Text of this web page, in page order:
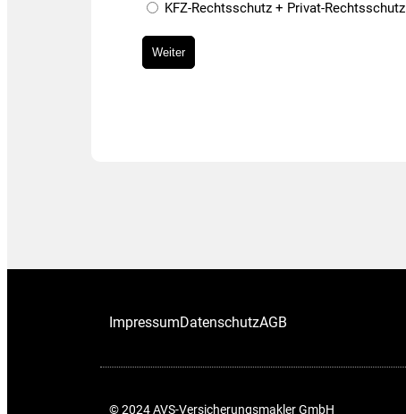
KFZ-Rechtsschutz + Privat-Rechtsschutz
ImpressumDatenschutzAGB
© 2024 AVS-Versicherungsmakler GmbH